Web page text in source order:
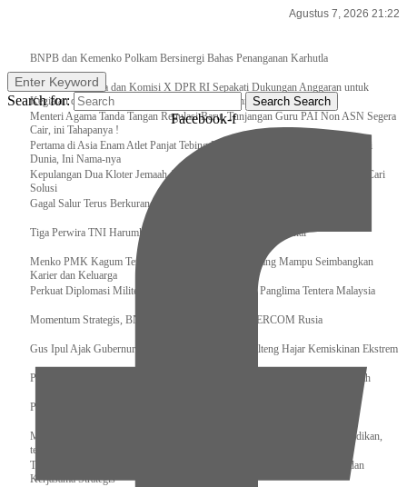
Agustus 7, 2026 21:22
BNPB dan Kemenko Polkam Bersinergi Bahas Penanganan Karhutla
Raker Kemenpora dan Komisi X DPR RI Sepakati Dukungan Anggaran untuk
Kegiatan dan Program Prioritas Pemuda dan Olahraga
Menteri Agama Tanda Tangan Regulasi Baru, Tunjangan Guru PAI Non ASN Segera
Cair, ini Tahapanya !
Pertama di Asia Enam Atlet Panjat Tebing Indonesia Taklukkan Tebing Tertinggi
Dunia, Ini Nama-nya
Kepulangan Dua Kloter Jemaah Asal Surabaya Tertunda, Kemenag Upayakan Cari
Solusi
Gagal Salur Terus Berkurang, Gus Ipul: 405 Ribu Lebih Bansos Cair
Tiga Perwira TNI Harumkan Indonesia Di Kancah Internasional
Menko PMK Kagum Terhadap Perempuan Modern yang Mampu Seimbangkan
Karier dan Keluarga
Perkuat Diplomasi Militer, Panglima TNI Terima CC Panglima Tentera Malaysia
Momentum Strategis, BNPB Terima Kunjungan EMERCOM Rusia
Gus Ipul Ajak Gubernur dan Bupati/Wali Kota se-Kalteng Hajar Kemiskinan Ekstrem
Panglima TNI Sambut Kedatangan Presiden RI Usai Lawatan ke Timur Tengah
Pengurus Pusat Pordasi Pacu Dapat Pesan dari Sri Paduka
Menag RI dan Dua Menteri Yordania Jalin Sinergi Bidang Wakaf dan Pendidikan,
termasuk Beasiswa
Tiba di Tanah Air, Presiden Prabowo Subianto Bawa Komitmen Investasi dan
Kerjasama Strategis
Enter Keyword
Search for: Search Search
Facebook-f